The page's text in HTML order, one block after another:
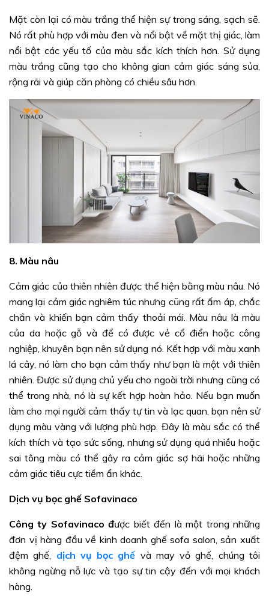
Mặt còn lại có màu trắng thể hiện sự trong sáng, sạch sẽ.
Nó rất phù hợp với màu đen và nổi bật về mặt thị giác, làm
nổi bật các yếu tố của màu sắc kích thích hơn. Sử dụng
màu trắng cũng tạo cho không gian cảm giác sáng sủa,
rộng rãi và giúp căn phòng có chiều sâu hơn.
8. Màu nâu
Cảm giác của thiên nhiên được thể hiện bằng màu nâu. Nó
mang lại cảm giác nghiêm túc nhưng cũng rất ấm áp, chắc
chắn và khiến bạn cảm thấy thoải mái. Màu nâu là màu
của da hoặc gỗ và để có được vẻ cổ điển hoặc công
nghiệp, khuyên bạn nên sử dụng nó. Kết hợp với màu xanh
lá cây, nó làm cho bạn cảm thấy như bạn là một với thiên
nhiên. Được sử dụng chủ yếu cho ngoài trời nhưng cũng có
thể trong nhà, nó là sự kết hợp hoàn hảo. Nếu bạn muốn
làm cho mọi người cảm thấy tự tin và lạc quan, bạn nên sử
dụng màu vàng với lượng phù hợp. Đây là màu sắc có thể
kích thích và tạo sức sống, nhưng sử dụng quá nhiều hoặc
sai tông màu có thể gây ra cảm giác sợ hãi hoặc những
cảm giác tiêu cực tiềm ẩn khác.
Dịch vụ bọc ghế Sofavinaco
Công ty Sofavinacođược biết đến là một trong những
đơn vị hàng đầu về kinh doanh ghế sofa salon, sản xuất
đệm ghế, dịch vụ bọc ghế và may vỏ ghế, chúng tôi
không ngừng nỗ lực và tạo sự tin cậy đến với mọi khách
hàng.